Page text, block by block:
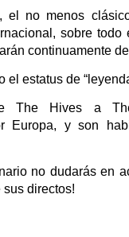
no menos
sobre todo
continuamente
estatus de
The Hives a
Europa, y son
no dudarás en
directos!